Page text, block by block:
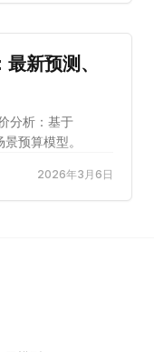
新预测、
分析：基于
预算模型。
2026年3月6日